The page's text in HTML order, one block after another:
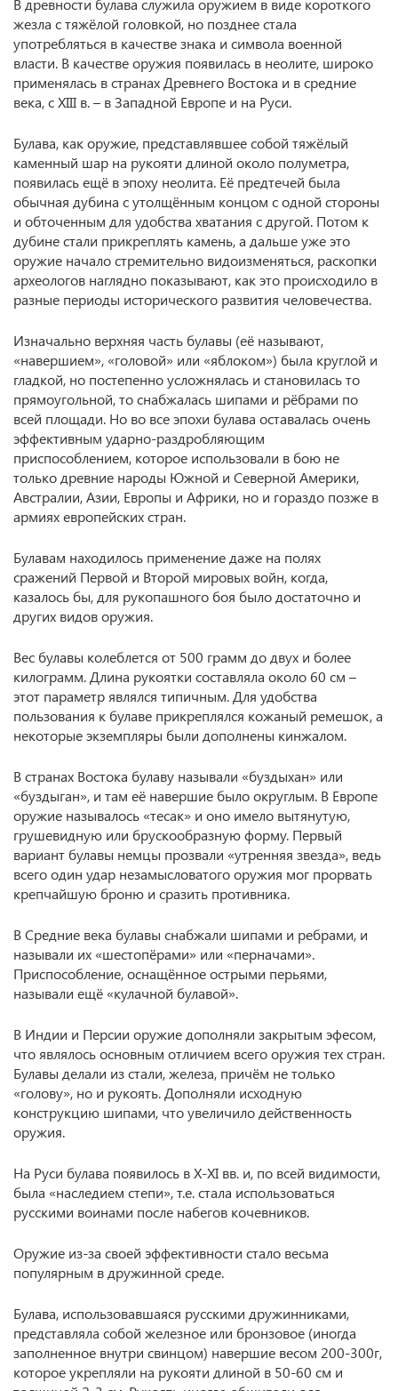
В древности булава служила оружием в виде короткого
жезла с тяжёлой головкой, но позднее стала
употребляться в качестве знака и символа военной
власти. В качестве оружия появилась в неолите, широко
применялась в странах Древнего Востока и в средние
века, с XIII в. – в Западной Европе и на Руси.
Булава, как оружие, представлявшее собой тяжёлый
каменный шар на рукояти длиной около полуметра,
появилась ещё в эпоху неолита. Её предтечей была
обычная дубина с утолщённым концом с одной стороны
и обточенным для удобства хватания с другой. Потом к
дубине стали прикреплять камень, а дальше уже это
оружие начало стремительно видоизменяться, раскопки
археологов наглядно показывают, как это происходило в
разные периоды исторического развития человечества.
Изначально верхняя часть булавы (её называют,
«навершием», «головой» или «яблоком») была круглой и
гладкой, но постепенно усложнялась и становилась то
прямоугольной, то снабжалась шипами и рёбрами по
всей площади. Но во все эпохи булава оставалась очень
эффективным ударно-раздробляющим
приспособлением, которое использовали в бою не
только древние народы Южной и Северной Америки,
Австралии, Азии, Европы и Африки, но и гораздо позже в
армиях европейских стран.
Булавам находилось применение даже на полях
сражений Первой и Второй мировых войн, когда,
казалось бы, для рукопашного боя было достаточно и
других видов оружия.
Вес булавы колеблется от 500 грамм до двух и более
килограмм. Длина рукоятки составляла около 60 см –
этот параметр являлся типичным. Для удобства
пользования к булаве прикреплялся кожаный ремешок, а
некоторые экземпляры были дополнены кинжалом.
В странах Востока булаву называли «буздыхан» или
«буздыган», и там её навершие было округлым. В Европе
оружие называлось «тесак» и оно имело вытянутую,
грушевидную или брускообразную форму. Первый
вариант булавы немцы прозвали «утренняя звезда», ведь
всего один удар незамысловатого оружия мог прорвать
крепчайшую броню и сразить противника.
В Средние века булавы снабжали шипами и ребрами, и
называли их «шестопёрами» или «перначами».
Приспособление, оснащённое острыми перьями,
называли ещё «кулачной булавой».
В Индии и Персии оружие дополняли закрытым эфесом,
что являлось основным отличием всего оружия тех стран.
Булавы делали из стали, железа, причём не только
«голову», но и рукоять. Дополняли исходную
конструкцию шипами, что увеличило действенность
оружия.
На Руси булава появилось в X-XI вв. и, по всей видимости,
была «наследием степи», т.е. стала использоваться
русскими воинами после набегов кочевников.
Оружие из-за своей эффективности стало весьма
популярным в дружинной среде.
Булава, использовавшаяся русскими дружинниками,
представляла собой железное или бронзовое (иногда
заполненное внутри свинцом) навершие весом 200-300г,
которое укрепляли на рукояти длиной в 50-60 см и